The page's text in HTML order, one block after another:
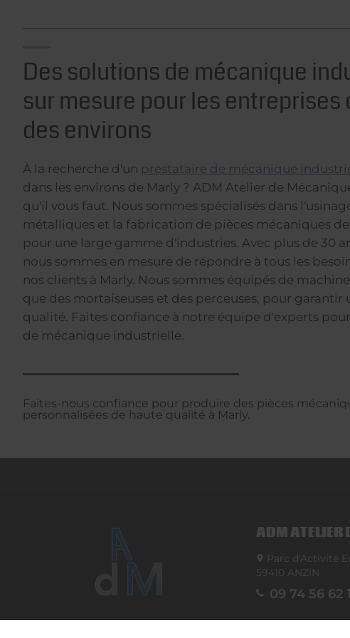
Des solutions de mécanique
sur mesure pour les entreprises
des environs
À la recherche d'un prestataire de mécanique
dans les environs de Marly ? ADM Atelier de
qu'il vous faut. Nous sommes spécialisés dans
métalliques et la fabrication de pièces mécaniques
pour une large gamme d'industries. Avec plus de 30
nous sommes en mesure de répondre à tous les
nos clients à Marly. Nous sommes équipés de
que des mortaiseuses et des perceuses, pour garantir
qualité. Faites confiance à notre équipe d'experts
de mécanique industrielle.
Faites-nous confiance pour produire des pièces
personnalisées de haute qualité à Marly.
ADM ATELIER
Parc d'Activité
59410 ANZIN
09 74 56 62